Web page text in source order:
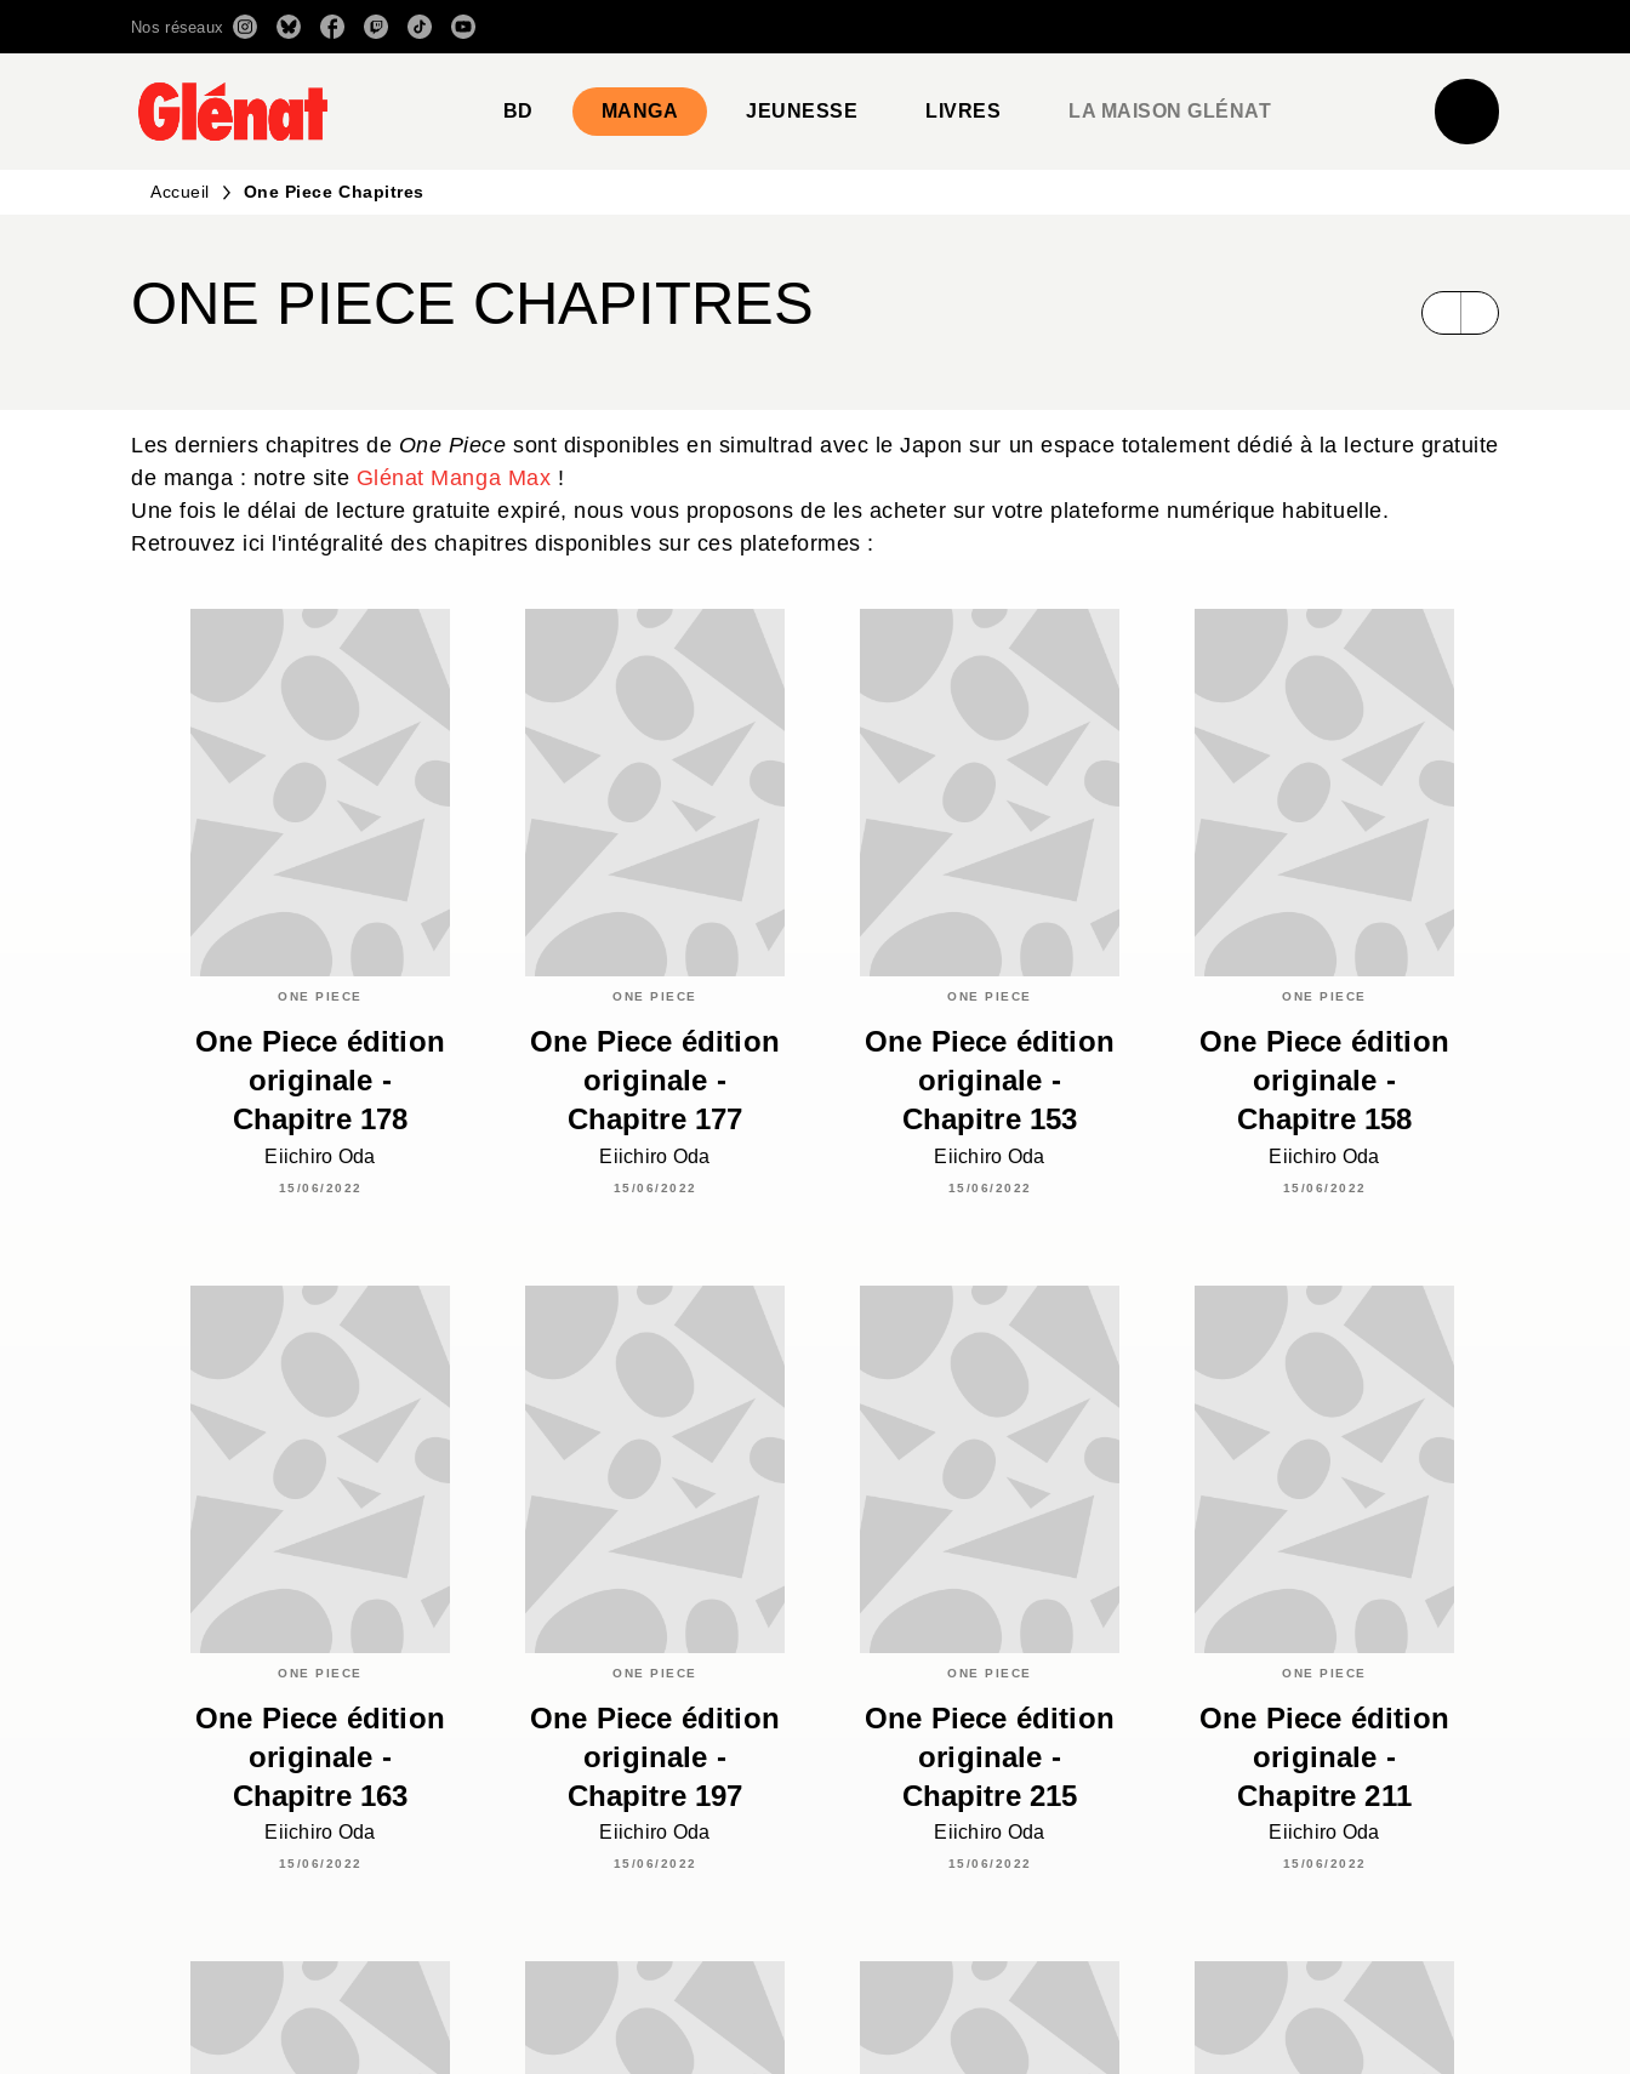
RECHERCHE CONTENU
Nos réseaux
BD MANGA JEUNESSE LIVRES LA MAISON GLÉNAT
Accueil One Piece Chapitres
ONE PIECE CHAPITRES
Les derniers chapitres de One Piece sont disponibles en simultrad avec le Japon sur un espace totalement dédié à la lecture gratuite
de manga : notre site Glénat Manga Max !
Une fois le délai de lecture gratuite expiré, nous vous proposons de les acheter sur votre plateforme numérique habituelle.
Retrouvez ici l'intégralité des chapitres disponibles sur ces plateformes :
ONE PIECE
One Piece édition
originale -
Chapitre 178
Eiichiro Oda
15/06/2022
ONE PIECE
One Piece édition
originale -
Chapitre 177
Eiichiro Oda
15/06/2022
ONE PIECE
One Piece édition
originale -
Chapitre 153
Eiichiro Oda
15/06/2022
ONE PIECE
One Piece édition
originale -
Chapitre 158
Eiichiro Oda
15/06/2022
ONE PIECE
One Piece édition
originale -
Chapitre 163
Eiichiro Oda
15/06/2022
ONE PIECE
One Piece édition
originale -
Chapitre 197
Eiichiro Oda
15/06/2022
ONE PIECE
One Piece édition
originale -
Chapitre 215
Eiichiro Oda
15/06/2022
ONE PIECE
One Piece édition
originale -
Chapitre 211
Eiichiro Oda
15/06/2022